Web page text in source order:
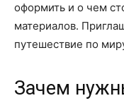
оформить и о чем
материалов.
путешествие по
Зачем